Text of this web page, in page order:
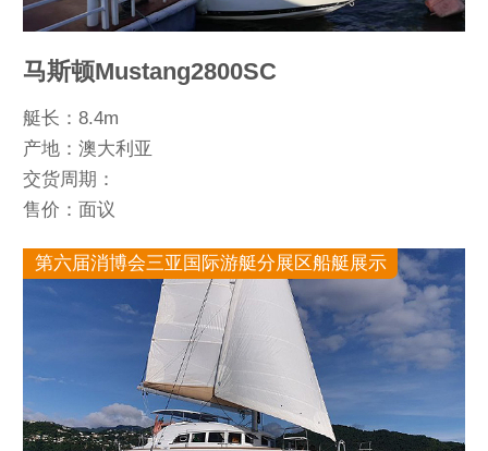
马斯顿Mustang2800SC
艇长：8.4m
产地：澳大利亚
交货周期：
售价：面议
第六届消博会三亚国际游艇分展区船艇展示